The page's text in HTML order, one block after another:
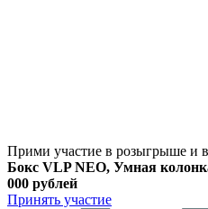
Прими участие в розыгрыше и
Бокс VLP NEO, Умная
000 рублей
Принять участие